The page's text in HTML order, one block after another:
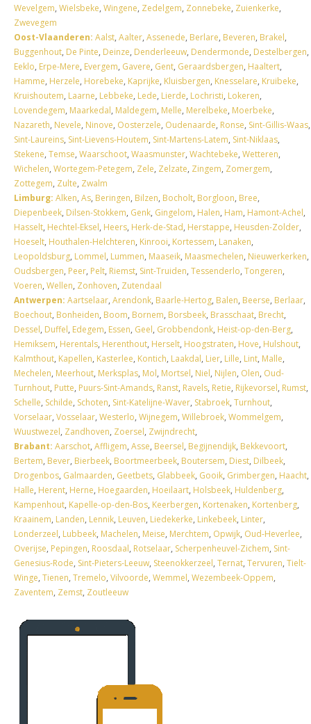
Wevelgem, Wielsbeke, Wingene, Zedelgem, Zonnebeke, Zuienkerke,
Zwevegem
Oost-Vlaanderen: Aalst, Aalter, Assenede, Berlare, Beveren, Brakel,
Buggenhout, De Pinte, Deinze, Denderleeuw, Dendermonde, Destelbergen,
Eeklo, Erpe-Mere, Evergem, Gavere, Gent, Geraardsbergen, Haaltert,
Hamme, Herzele, Horebeke, Kaprijke, Kluisbergen, Knesselare, Kruibeke,
Kruishoutem, Laarne, Lebbeke, Lede, Lierde, Lochristi, Lokeren,
Lovendegem, Maarkedal, Maldegem, Melle, Merelbeke, Moerbeke,
Nazareth, Nevele, Ninove, Oosterzele, Oudenaarde, Ronse, Sint-Gillis-Waas,
Sint-Laureins, Sint-Lievens-Houtem, Sint-Martens-Latem, Sint-Niklaas,
Stekene, Temse, Waarschoot, Waasmunster, Wachtebeke, Wetteren,
Wichelen, Wortegem-Petegem, Zele, Zelzate, Zingem, Zomergem,
Zottegem, Zulte, Zwalm
Limburg: Alken, As, Beringen, Bilzen, Bocholt, Borgloon, Bree,
Diepenbeek, Dilsen-Stokkem, Genk, Gingelom, Halen, Ham, Hamont-Achel,
Hasselt, Hechtel-Eksel, Heers, Herk-de-Stad, Herstappe, Heusden-Zolder,
Hoeselt, Houthalen-Helchteren, Kinrooi, Kortessem, Lanaken,
Leopoldsburg, Lommel, Lummen, Maaseik, Maasmechelen, Nieuwerkerken,
Oudsbergen, Peer, Pelt, Riemst, Sint-Truiden, Tessenderlo, Tongeren,
Voeren, Wellen, Zonhoven, Zutendaal
Antwerpen: Aartselaar, Arendonk, Baarle-Hertog, Balen, Beerse, Berlaar,
Boechout, Bonheiden, Boom, Bornem, Borsbeek, Brasschaat, Brecht,
Dessel, Duffel, Edegem, Essen, Geel, Grobbendonk, Heist-op-den-Berg,
Hemiksem, Herentals, Herenthout, Herselt, Hoogstraten, Hove, Hulshout,
Kalmthout, Kapellen, Kasterlee, Kontich, Laakdal, Lier, Lille, Lint, Malle,
Mechelen, Meerhout, Merksplas, Mol, Mortsel, Niel, Nijlen, Olen, Oud-
Turnhout, Putte, Puurs-Sint-Amands, Ranst, Ravels, Retie, Rijkevorsel, Rumst,
Schelle, Schilde, Schoten, Sint-Katelijne-Waver, Stabroek, Turnhout,
Vorselaar, Vosselaar, Westerlo, Wijnegem, Willebroek, Wommelgem,
Wuustwezel, Zandhoven, Zoersel, Zwijndrecht,
Brabant: Aarschot, Affligem, Asse, Beersel, Begijnendijk, Bekkevoort,
Bertem, Bever, Bierbeek, Boortmeerbeek, Boutersem, Diest, Dilbeek,
Drogenbos, Galmaarden, Geetbets, Glabbeek, Gooik, Grimbergen, Haacht,
Halle, Herent, Herne, Hoegaarden, Hoeilaart, Holsbeek, Huldenberg,
Kampenhout, Kapelle-op-den-Bos, Keerbergen, Kortenaken, Kortenberg,
Kraainem, Landen, Lennik, Leuven, Liedekerke, Linkebeek, Linter,
Londerzeel, Lubbeek, Machelen, Meise, Merchtem, Opwijk, Oud-Heverlee,
Overijse, Pepingen, Roosdaal, Rotselaar, Scherpenheuvel-Zichem, Sint-
Genesius-Rode, Sint-Pieters-Leeuw, Steenokkerzeel, Ternat, Tervuren, Tielt-
Winge, Tienen, Tremelo, Vilvoorde, Wemmel, Wezembeek-Oppem,
Zaventem, Zemst, Zoutleeuw